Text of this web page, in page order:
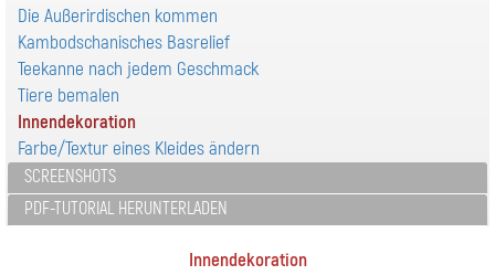
Die Außerirdischen kommen
Kambodschanisches Basrelief
Teekanne nach jedem Geschmack
Tiere bemalen
Innendekoration
Farbe/Textur eines Kleides ändern
SCREENSHOTS
PDF-TUTORIAL HERUNTERLADEN
Innendekoration